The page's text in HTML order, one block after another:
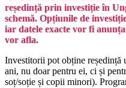
reședință prin investiție în
schemă. Opțiunile de
iar datele exacte vor fi
vor afla.
Investitorii pot obține reședință
ani, nu doar pentru ei, ci și
soț/soție și copii minori).